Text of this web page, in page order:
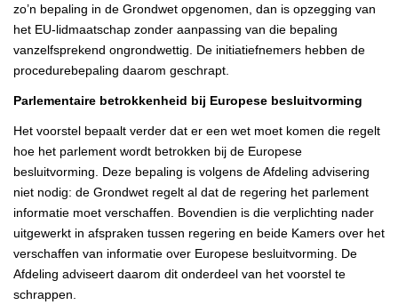
zo’n bepaling in de Grondwet opgenomen, dan is opzegging van
het EU-lidmaatschap zonder aanpassing van die bepaling
vanzelfsprekend ongrondwettig. De initiatiefnemers hebben de
procedurebepaling daarom geschrapt.
Parlementaire betrokkenheid bij Europese besluitvorming
Het voorstel bepaalt verder dat er een wet moet komen die regelt
hoe het parlement wordt betrokken bij de Europese
besluitvorming. Deze bepaling is volgens de Afdeling advisering
niet nodig: de Grondwet regelt al dat de regering het parlement
informatie moet verschaffen. Bovendien is die verplichting nader
uitgewerkt in afspraken tussen regering en beide Kamers over het
verschaffen van informatie over Europese besluitvorming. De
Afdeling adviseert daarom dit onderdeel van het voorstel te
schrappen.